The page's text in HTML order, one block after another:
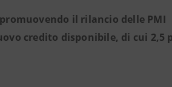
il rilancio delle PMI
credito disponibile, di cui 2,5